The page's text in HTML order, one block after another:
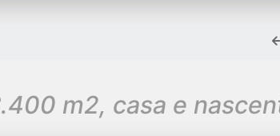
m2, casa e